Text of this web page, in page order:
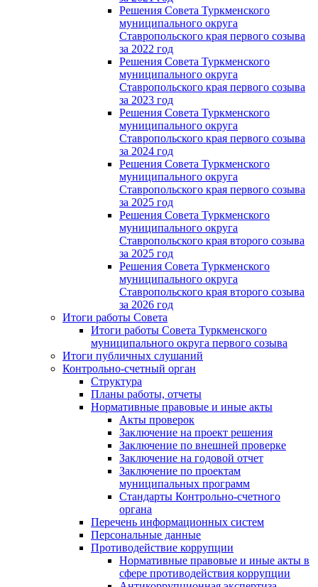
Решения Совета Туркменского
муниципального округа
Ставропольского края первого созыва
за 2022 год
Решения Совета Туркменского
муниципального округа
Ставропольского края первого созыва
за 2023 год
Решения Совета Туркменского
муниципального округа
Ставропольского края первого созыва
за 2024 год
Решения Совета Туркменского
муниципального округа
Ставропольского края первого созыва
за 2025 год
Решения Совета Туркменского
муниципального округа
Ставропольского края второго созыва
за 2025 год
Решения Совета Туркменского
муниципального округа
Ставропольского края второго созыва
за 2026 год
Итоги работы Совета
Итоги работы Совета Туркменского
муниципального округа первого созыва
Итоги публичных слушаний
Контрольно-счетный орган
Структура
Планы работы, отчеты
Нормативные правовые и иные акты
Акты проверок
Заключение на проект решения
Заключение по внешней проверке
Заключение на годовой отчет
Заключение по проектам
муниципальных программ
Стандарты Контрольно-счетного
органа
Перечень информационных систем
Персональные данные
Противодействие коррупции
Нормативные правовые и иные акты в
сфере противодействия коррупции